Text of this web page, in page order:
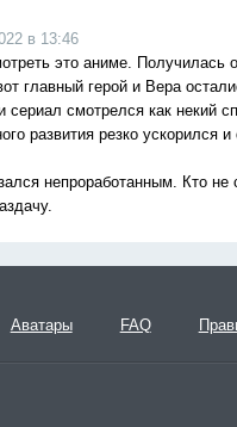
в 13:46
это аниме. Получилась
главный герой и Вера
сериал смотрелся как некий
развития резко ускорился
непроработанным. Кто не
Аватары FAQ